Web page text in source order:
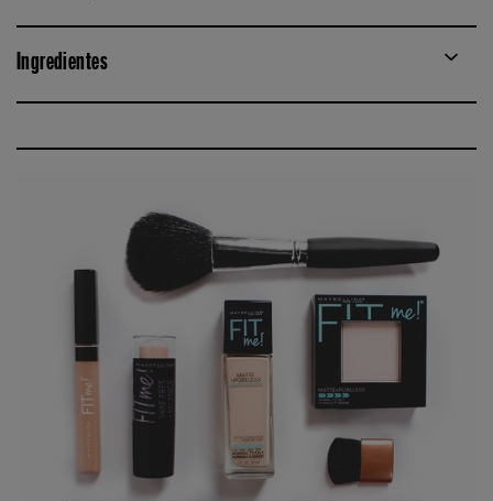
Ingredientes